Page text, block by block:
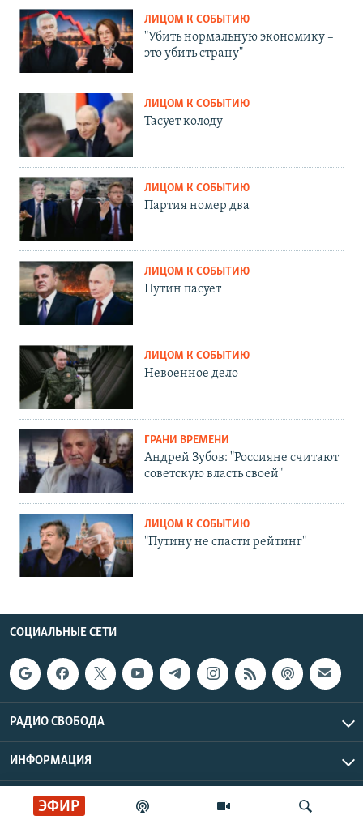
ЭФИР
ЛИЦОМ К СОБЫТИЮ
"Убить нормальную экономику –
это убить страну"
ЛИЦОМ К СОБЫТИЮ
Тасует колоду
ЛИЦОМ К СОБЫТИЮ
Партия номер два
ЛИЦОМ К СОБЫТИЮ
Путин пасует
ЛИЦОМ К СОБЫТИЮ
Невоенное дело
ГРАНИ ВРЕМЕНИ
Андрей Зубов: "Россияне считают
советскую власть своей"
ЛИЦОМ К СОБЫТИЮ
"Путину не спасти рейтинг"
СОЦИАЛЬНЫЕ СЕТИ
РАДИО СВОБОДА
ИНФОРМАЦИЯ
Радио Свобода © 2026 RFE/RL, Inc. | Все права защищены.